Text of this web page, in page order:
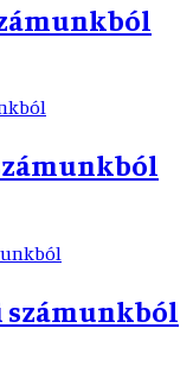
számunkból